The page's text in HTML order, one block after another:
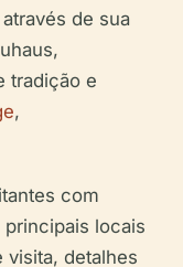
de sua
tradição e
,
com
locais
visita, detalhes